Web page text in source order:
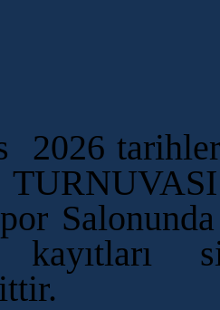
2026
kayıtları